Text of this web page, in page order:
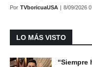
Por TVboricuaUSA 8/09/2026
LO MÁS VISTO
“Siempre